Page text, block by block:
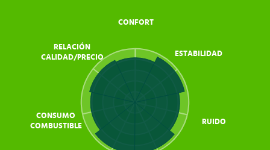
CONFORT
ESTABILIDAD
RUIDO
CONSUMO
COMBUSTIBLE
RELACIÓN
CALIDAD/PRECIO